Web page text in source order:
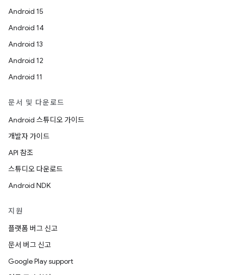
Android 15
Android 14
Android 13
Android 12
Android 11
문서 및 다운로드
Android 스튜디오 가이드
개발자 가이드
API 참조
스튜디오 다운로드
Android NDK
지원
플랫폼 버그 신고
문서 버그 신고
Google Play support